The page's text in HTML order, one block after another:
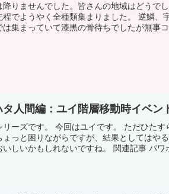
りませんでした。皆さんの地域はどうで
程でようやく全種類集まりました。 逆鱗、
集まっていて漆黒の骨待ちでしたが無事コ
人間編：ユイ階層移動時イベン
リーズです。 今回はユイです。 ただひた
っと困りながらですが、結果としてはや
しいかもしれないですね。 関連記事 パワ